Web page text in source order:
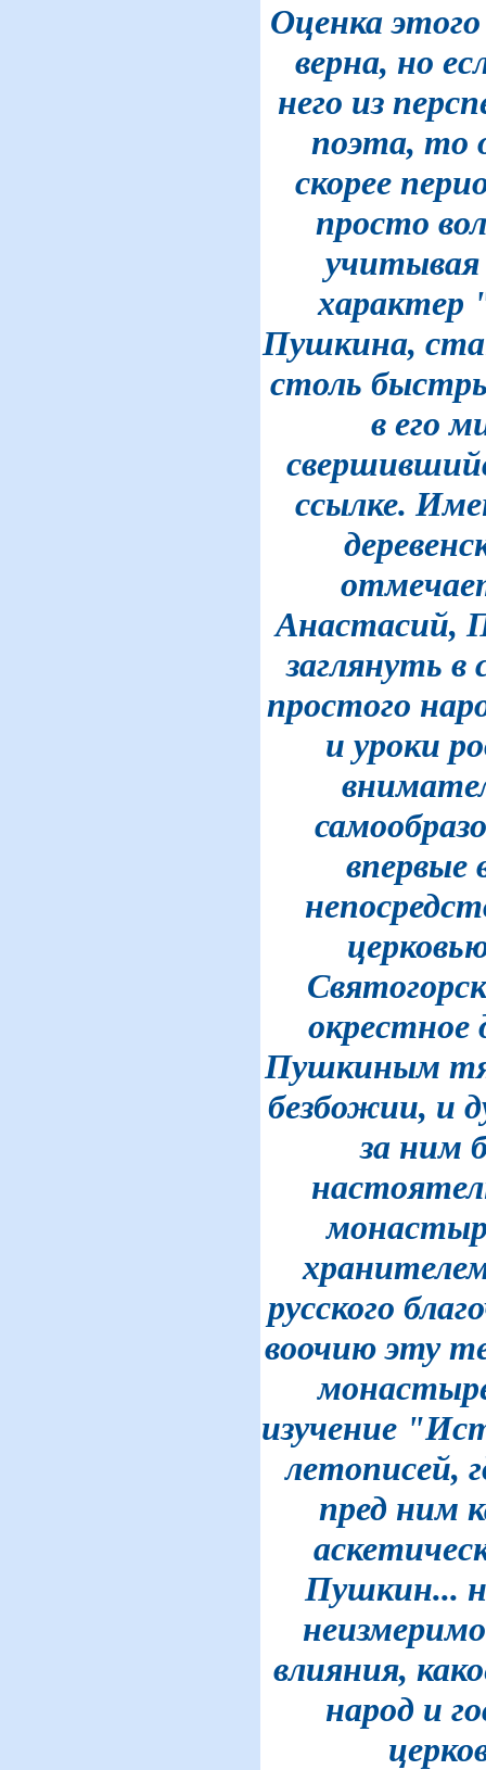
Оценка
верна, но
него из
поэта, то
скорее
просто
характер
Пушкина,
столь
в его
ссылке.
Анастасий,
заглянуть в
простого
и уроки
впервые
окрестное
Пушкиным
безбожии, и
за ним
русского
воочию эту
изучение
летописей,
пред ним
Пушкин...
влияния,
народ и